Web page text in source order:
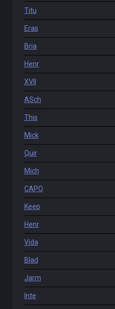
Titu
Eras
Bria
Henr
XVII
ASch
This
Mick
Quir
Mich
CAPO
Keep
Henr
Vida
Blad
Jarm
Inte